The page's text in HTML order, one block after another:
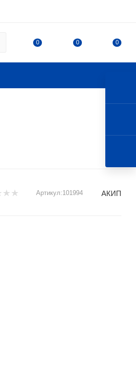
0 0 0
Артикул:101994 АКИП